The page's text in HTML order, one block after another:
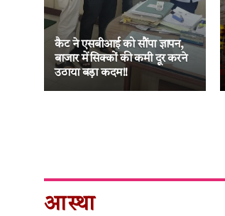
कैट ने एसबीआई को सौंपा ज्ञापन,
बाजार में सिक्कों की कमी दूर करने
उठाया बड़ा कदम!!
आस्था